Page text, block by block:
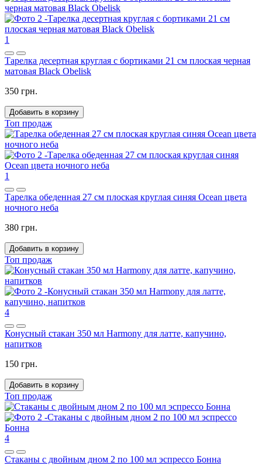
1
Тарелка десертная круглая с бортиками 21 см плоская черная
матовая Black Obelisk
350 грн.
Добавить в корзину
Топ продаж
1
Тарелка обеденная 27 см плоская круглая синяя Ocean цвета
ночного неба
380 грн.
Добавить в корзину
Топ продаж
4
Конусный стакан 350 мл Harmony для латте, капучино,
напитков
150 грн.
Добавить в корзину
Топ продаж
4
Стаканы с двойным дном 2 по 100 мл эспрессо Бонна